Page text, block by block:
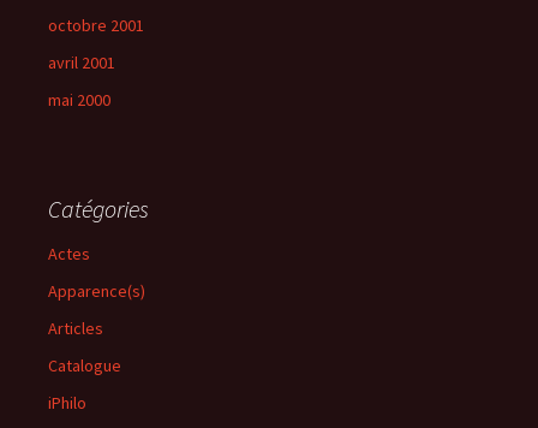
octobre 2001
avril 2001
mai 2000
Catégories
Actes
Apparence(s)
Articles
Catalogue
iPhilo